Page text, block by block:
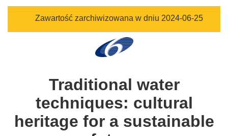
Zawartość zarchiwizowana w dniu 2024-06-25
Traditional water
techniques: cultural
heritage for a sustainable